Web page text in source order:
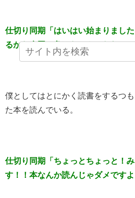
仕切り同期「はいはい始まりまし
るから今回は負けらへんからな！
僕としてはとにかく読書をするつ
た本を読んでいる。
仕切り同期「ちょっとちょっと！
す！！本なんか読んじゃダメですよ